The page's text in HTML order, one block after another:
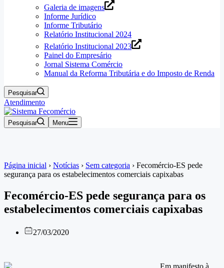
Galeria de imagens
Informe Jurídico
Informe Tributário
Relatório Institucional 2024
Relatório Institucional 2023
Painel do Empresário
Jornal Sistema Comércio
Manual da Reforma Tributária e do Imposto de Renda
Pesquisar
Atendimento
Pesquisar Menu
Página inicial › Notícias › Sem categoria › Fecomércio-ES pede
segurança para os estabelecimentos comerciais capixabas
Fecomércio-ES pede segurança para os
estabelecimentos comerciais capixabas
27/03/2020
Em manifesto à